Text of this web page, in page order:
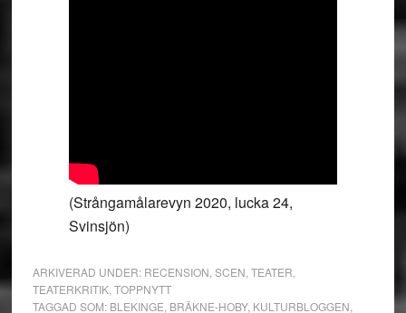
(Strångamålarevyn 2020, lucka 24,
Svinsjön)
ARKIVERAD UNDER: RECENSION SCEN TEATER
TEATERKRITIK, TOPPNYTT
TAGGAD SOM: BLEKINGE BRÄKNE-HOBY, KULTURBLOGGEN